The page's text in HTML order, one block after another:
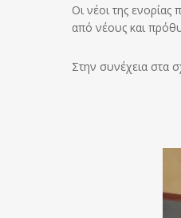
Οι νέοι της
από νέους και
Στην συνέχεια στα